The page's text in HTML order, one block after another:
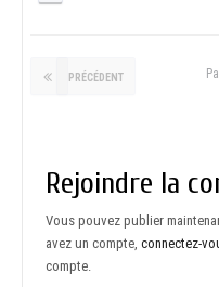
PRÉCÉDENT
Rejoindre la
Vous pouvez publier
avez un compte, connectez-
compte.